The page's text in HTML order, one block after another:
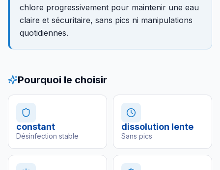
chlore progressivement pour maintenir une eau
claire et sécuritaire, sans pics ni manipulations
quotidiennes.
Pourquoi le choisir
constant
Désinfection stable
dissolution lente
Sans pics